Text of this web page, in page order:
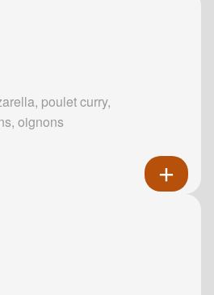
poulet curry,
oignons